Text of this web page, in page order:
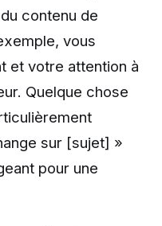
contenu de
vous
et votre attention à
Quelque chose
sur [sujet] »
pour une